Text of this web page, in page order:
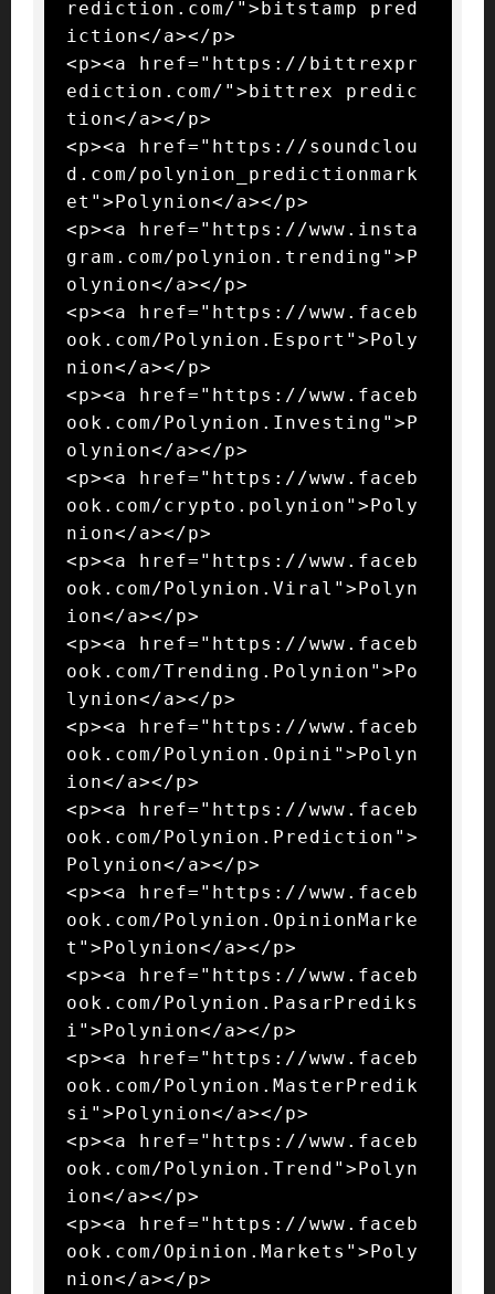
rediction.com/">bitstamp pred
iction</a></p>
<p><a href="https://bittrexpr
ediction.com/">bittrex predic
tion</a></p>
<p><a href="https://soundclou
d.com/polynion_predictionmark
et">Polynion</a></p>
<p><a href="https://www.insta
gram.com/polynion.trending">P
olynion</a></p>
<p><a href="https://www.faceb
ook.com/Polynion.Esport">Poly
nion</a></p>
<p><a href="https://www.faceb
ook.com/Polynion.Investing">P
olynion</a></p>
<p><a href="https://www.faceb
ook.com/crypto.polynion">Poly
nion</a></p>
<p><a href="https://www.faceb
ook.com/Polynion.Viral">Polyn
ion</a></p>
<p><a href="https://www.faceb
ook.com/Trending.Polynion">Po
lynion</a></p>
<p><a href="https://www.faceb
ook.com/Polynion.Opini">Polyn
ion</a></p>
<p><a href="https://www.faceb
ook.com/Polynion.Prediction">
Polynion</a></p>
<p><a href="https://www.faceb
ook.com/Polynion.OpinionMarke
t">Polynion</a></p>
<p><a href="https://www.faceb
ook.com/Polynion.PasarPrediks
i">Polynion</a></p>
<p><a href="https://www.faceb
ook.com/Polynion.MasterPredik
si">Polynion</a></p>
<p><a href="https://www.faceb
ook.com/Polynion.Trend">Polyn
ion</a></p>
<p><a href="https://www.faceb
ook.com/Opinion.Markets">Poly
nion</a></p>